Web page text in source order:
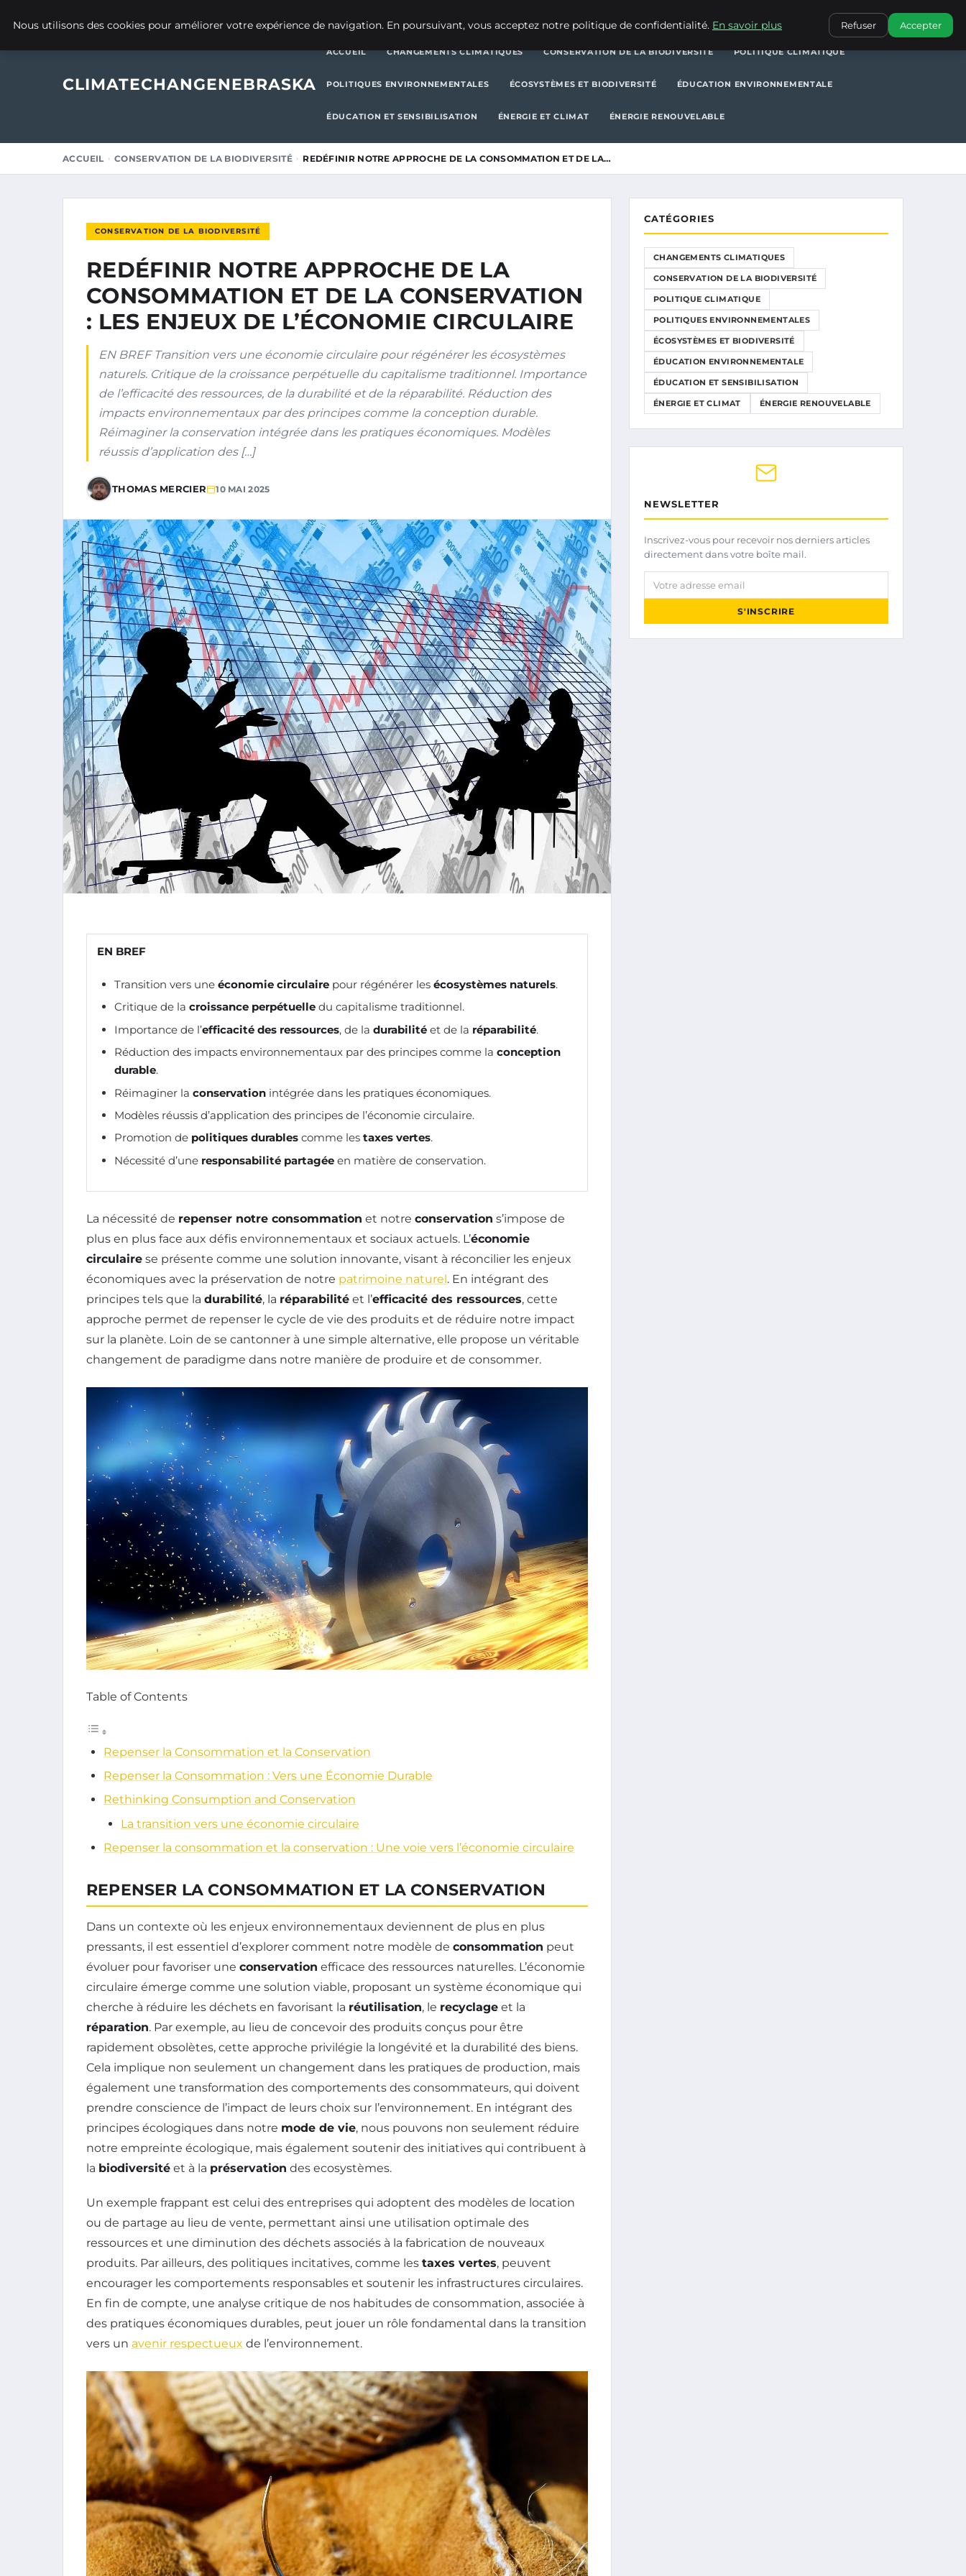
POLITIQUES ENVIRONNEMENTALES
CLIMATECHANGENEBRASKA
ACCUEIL CHANGEMENTS CLIMATIQUES CONSERVATION DE LA BIODIVERSITÉ POLITIQUE CLIMATIQUE
POLITIQUES ENVIRONNEMENTALES ÉCOSYSTÈMES ET BIODIVERSITÉ ÉDUCATION ENVIRONNEMENTALE
ÉDUCATION ET SENSIBILISATION ÉNERGIE ET CLIMAT ÉNERGIE RENOUVELABLE
ACCUEIL CONSERVATION DE LA BIODIVERSITÉ REDÉFINIR NOTRE APPROCHE DE LA CONSOMMATION ET DE LA…
CONSERVATION DE LA BIODIVERSITÉ
REDÉFINIR NOTRE APPROCHE DE LA
CONSOMMATION ET DE LA CONSERVATION
: LES ENJEUX DE L’ÉCONOMIE CIRCULAIRE
EN BREF Transition vers une économie circulaire pour régénérer les écosystèmes
naturels. Critique de la croissance perpétuelle du capitalisme traditionnel. Importance
de l’efficacité des ressources, de la durabilité et de la réparabilité. Réduction des
impacts environnementaux par des principes comme la conception durable.
Réimaginer la conservation intégrée dans les pratiques économiques. Modèles
réussis d’application des […]
THOMAS MERCIER 10 MAI 2025
EN BREF
Transition vers une économie circulaire pour régénérer les écosystèmes naturels.
Critique de la croissance perpétuelle du capitalisme traditionnel.
Importance de l’efficacité des ressources, de la durabilité et de la réparabilité.
Réduction des impacts environnementaux par des principes comme la conception
durable.
Réimaginer la conservation intégrée dans les pratiques économiques.
Modèles réussis d’application des principes de l’économie circulaire.
Promotion de politiques durables comme les taxes vertes.
Nécessité d’une responsabilité partagée en matière de conservation.
La nécessité de repenser notre consommation et notre conservation s’impose de
plus en plus face aux défis environnementaux et sociaux actuels. L’économie
circulaire se présente comme une solution innovante, visant à réconcilier les enjeux
économiques avec la préservation de notre patrimoine naturel. En intégrant des
principes tels que la durabilité, la réparabilité et l’efficacité des ressources, cette
approche permet de repenser le cycle de vie des produits et de réduire notre impact
sur la planète. Loin de se cantonner à une simple alternative, elle propose un véritable
changement de paradigme dans notre manière de produire et de consommer.
Table of Contents
Repenser la Consommation et la Conservation
Repenser la Consommation : Vers une Économie Durable
Rethinking Consumption and Conservation
La transition vers une économie circulaire
Repenser la consommation et la conservation : Une voie vers l’économie circulaire
REPENSER LA CONSOMMATION ET LA CONSERVATION
Dans un contexte où les enjeux environnementaux deviennent de plus en plus
pressants, il est essentiel d’explorer comment notre modèle de consommation peut
évoluer pour favoriser une conservation efficace des ressources naturelles. L’économie
circulaire émerge comme une solution viable, proposant un système économique qui
cherche à réduire les déchets en favorisant la réutilisation, le recyclage et la
réparation. Par exemple, au lieu de concevoir des produits conçus pour être
rapidement obsolètes, cette approche privilégie la longévité et la durabilité des biens.
Cela implique non seulement un changement dans les pratiques de production, mais
également une transformation des comportements des consommateurs, qui doivent
prendre conscience de l’impact de leurs choix sur l’environnement. En intégrant des
principes écologiques dans notre mode de vie, nous pouvons non seulement réduire
notre empreinte écologique, mais également soutenir des initiatives qui contribuent à
la biodiversité et à la préservation des ecosystèmes.
Un exemple frappant est celui des entreprises qui adoptent des modèles de location
ou de partage au lieu de vente, permettant ainsi une utilisation optimale des
ressources et une diminution des déchets associés à la fabrication de nouveaux
produits. Par ailleurs, des politiques incitatives, comme les taxes vertes, peuvent
encourager les comportements responsables et soutenir les infrastructures circulaires.
En fin de compte, une analyse critique de nos habitudes de consommation, associée à
des pratiques économiques durables, peut jouer un rôle fondamental dans la transition
vers un avenir respectueux de l’environnement.
CATÉGORIES
CHANGEMENTS CLIMATIQUES
CONSERVATION DE LA BIODIVERSITÉ
POLITIQUE CLIMATIQUE
POLITIQUES ENVIRONNEMENTALES
ÉCOSYSTÈMES ET BIODIVERSITÉ
ÉDUCATION ENVIRONNEMENTALE
ÉDUCATION ET SENSIBILISATION
ÉNERGIE ET CLIMAT ÉNERGIE RENOUVELABLE
NEWSLETTER
Inscrivez-vous pour recevoir nos derniers articles
directement dans votre boîte mail.
Votre adresse email
S'INSCRIRE
Nous utilisons des cookies pour améliorer votre expérience de navigation. En poursuivant, vous acceptez notre politique de confidentialité. En savoir plus Refuser Accepter